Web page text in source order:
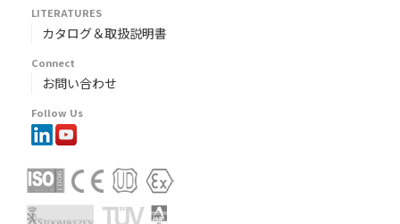
LITERATURES
カタログ＆取扱説明書
Connect
お問い合わせ
Follow Us